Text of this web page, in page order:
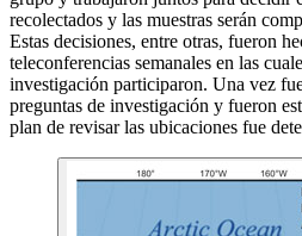
recolectados y las muestras serán
Estas decisiones, entre otras, fueron
teleconferencias semanales en las
investigación participaron. Una vez
preguntas de investigación y fueron
plan de revisar las ubicaciones fue